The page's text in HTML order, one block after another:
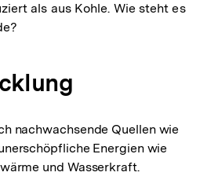
als aus Kohle. Wie steht es
nachwachsende Quellen wie
Energien wie
und Wasserkraft.